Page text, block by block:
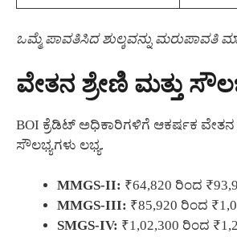
ಒಮ್ಮೆ ಪಾವತಿಸಿದ ಶುಲ್ಕವನ್ನು ಮರುಪಾವತಿ
ವೇತನ ಶ್ರೇಣಿ ಮತ್ತು
BOI ಕ್ರೆಡಿಟ್ ಅಧಿಕಾರಿಗಳಿಗೆ ಆಕರ್ಷಕ ವೇತನ
ಸೌಲಭ್ಯಗಳು ಲಭ್ಯ.
MMGS-II: ₹64,820 ರಿಂದ
MMGS-III: ₹85,920 ರಿಂದ
SMGS-IV: ₹1,02,300 ರಿಂದ